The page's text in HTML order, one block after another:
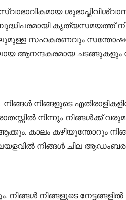
ബുദ്ധിപരമായി കൃത്യസമയത്ത്
സഹകരണവും
ആനന്ദകരമായ
നിങ്ങളുടെ
നിന്നും നിങ്ങൾക്ക്
കാലം കഴിയുന്തോറും
നിങ്ങൾ ചില ആഡംബര
നിങ്ങൾ നിങ്ങളുടെ